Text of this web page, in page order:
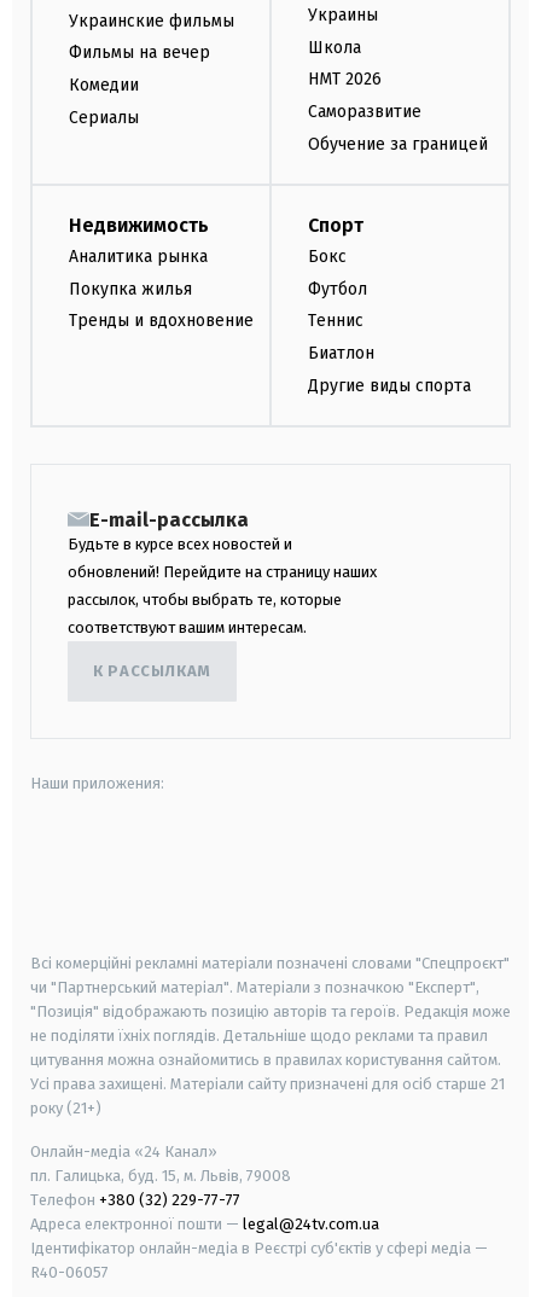
Украинские фильмы
Фильмы на вечер
Комедии
Сериалы
Украины
Школа
НМТ 2026
Саморазвитие
Обучение за границей
Недвижимость
Аналитика рынка
Покупка жилья
Тренды и вдохновение
Спорт
Бокс
Футбол
Теннис
Биатлон
Другие виды спорта
E-mail-рассылка
Будьте в курсе всех новостей и
обновлений! Перейдите на страницу наших
рассылок, чтобы выбрать те, которые
соответствуют вашим интересам.
К РАССЫЛКАМ
Наши приложения:
Всі комерційні рекламні матеріали позначені словами "Спецпроєкт"
чи "Партнерський матеріал". Матеріали з позначкою "Експерт",
"Позиція" відображають позицію авторів та героїв. Редакція може
не поділяти їхніх поглядів. Детальніше щодо реклами та правил
цитування можна ознайомитись в правилах користування сайтом.
Усі права захищені. Матеріали сайту призначені для осіб старше 21
року (21+)
Онлайн-медіа «24 Канал»
пл. Галицька, буд. 15, м. Львів, 79008
Телефон +380 (32) 229-77-77
Адреса електронної пошти — legal@24tv.com.ua
Ідентифікатор онлайн-медіа в Реєстрі суб'єктів у сфері медіа —
R40-06057